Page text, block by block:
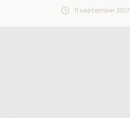
11 september 2017